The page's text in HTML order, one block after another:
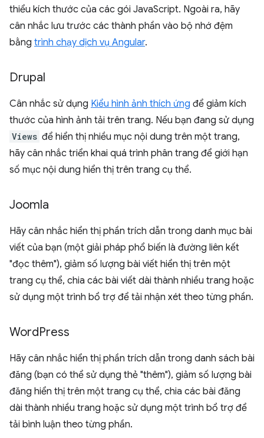
thiểu kích thước của các gói JavaScript. Ngoài ra, hãy
cân nhắc lưu trước các thành phần vào bộ nhớ đệm
bằng trình chạy dịch vụ Angular.
Drupal
Cân nhắc sử dụng Kiểu hình ảnh thích ứng để giảm kích
thước của hình ảnh tải trên trang. Nếu bạn đang sử dụng
Views để hiển thị nhiều mục nội dung trên một trang,
hãy cân nhắc triển khai quá trình phân trang để giới hạn
số mục nội dung hiển thị trên trang cụ thể.
Joomla
Hãy cân nhắc hiển thị phần trích dẫn trong danh mục bài
viết của bạn (một giải pháp phổ biến là đường liên kết
"đọc thêm"), giảm số lượng bài viết hiển thị trên một
trang cụ thể, chia các bài viết dài thành nhiều trang hoặc
sử dụng một trình bổ trợ để tải nhận xét theo từng phần.
WordPress
Hãy cân nhắc hiển thị phần trích dẫn trong danh sách bài
đăng (bạn có thể sử dụng thẻ "thêm"), giảm số lượng bài
đăng hiển thị trên một trang cụ thể, chia các bài đăng
dài thành nhiều trang hoặc sử dụng một trình bổ trợ để
tải bình luận theo từng phần.